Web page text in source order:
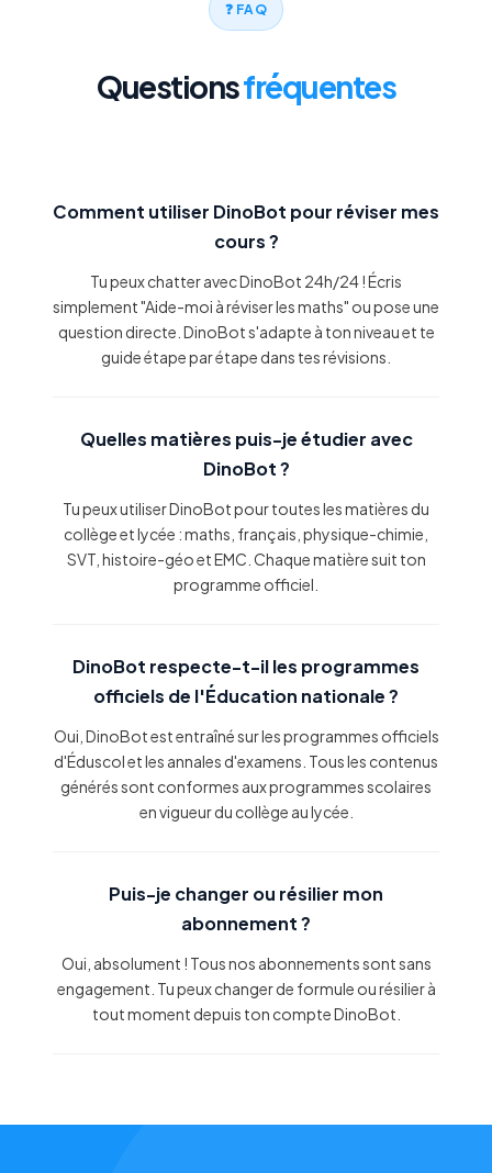
❓ FAQ
Questionsfréquentes
Comment utiliser DinoBot pour réviser mes
cours ?
Tu peux chatter avec DinoBot 24h/24 ! Écris
simplement "Aide-moi à réviser les maths" ou pose une
question directe. DinoBot s'adapte à ton niveau et te
guide étape par étape dans tes révisions.
Quelles matières puis-je étudier avec
DinoBot ?
Tu peux utiliser DinoBot pour toutes les matières du
collège et lycée : maths, français, physique-chimie,
SVT, histoire-géo et EMC. Chaque matière suit ton
programme officiel.
DinoBot respecte-t-il les programmes
officiels de l'Éducation nationale ?
Oui, DinoBot est entraîné sur les programmes officiels
d'Éduscol et les annales d'examens. Tous les contenus
générés sont conformes aux programmes scolaires
en vigueur du collège au lycée.
Puis-je changer ou résilier mon
abonnement ?
Oui, absolument ! Tous nos abonnements sont sans
engagement. Tu peux changer de formule ou résilier à
tout moment depuis ton compte DinoBot.